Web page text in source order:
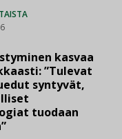
kasvaa
”Tulevat
syntyvät,
tuodaan